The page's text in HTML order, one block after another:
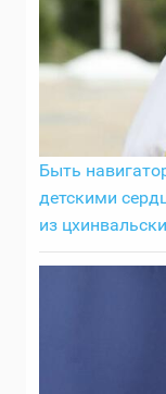
Быть
детскими
из